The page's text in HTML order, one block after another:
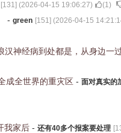
[131] (2026-04-15 19:06:27) (1)
- green [151] (2026-04-15
神经病到处都是，从身边一
成全世界的重灾区 - 面对真实的
我家后 - 还有40多个报案要处理 [